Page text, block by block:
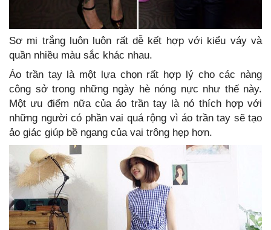
Sơ mi trắng luôn luôn rất dễ kết hợp với kiểu váy và
quần nhiều màu sắc khác nhau.
Áo trần tay là một lựa chọn rất hợp lý cho các nàng
công sở trong những ngày hè nóng nực như thế này.
Một ưu điểm nữa của áo trần tay là nó thích hợp với
những người có phần vai quá rộng vì áo trần tay sẽ tạo
ảo giác giúp bề ngang của vai trông hẹp hơn.